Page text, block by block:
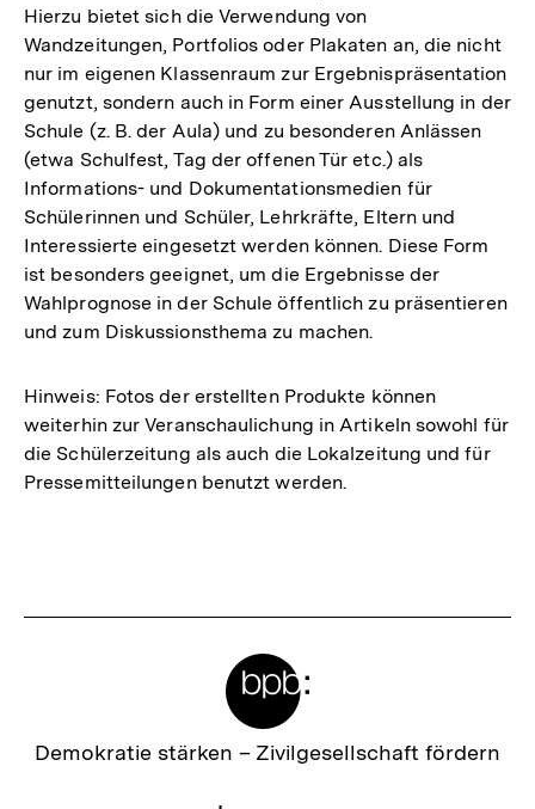
Hierzu bietet sich die Verwendung von
Wandzeitungen, Portfolios oder Plakaten an, die nicht
nur im eigenen Klassenraum zur Ergebnispräsentation
genutzt, sondern auch in Form einer Ausstellung in der
Schule (z. B. der Aula) und zu besonderen Anlässen
(etwa Schulfest, Tag der offenen Tür etc.) als
Informations- und Dokumentationsmedien für
Schülerinnen und Schüler, Lehrkräfte, Eltern und
Interessierte eingesetzt werden können. Diese Form
ist besonders geeignet, um die Ergebnisse der
Wahlprognose in der Schule öffentlich zu präsentieren
und zum Diskussionsthema zu machen.
Hinweis: Fotos der erstellten Produkte können
weiterhin zur Veranschaulichung in Artikeln sowohl für
die Schülerzeitung als auch die Lokalzeitung und für
Pressemitteilungen benutzt werden.
Zur
Demokratie stärken – Zivilgesellschaft fördern